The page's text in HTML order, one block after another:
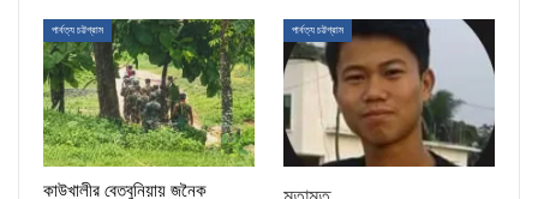
পার্বত্য চট্টগ্রাম
কাউখালীর বেতবুনিয়ায় জনৈক
পার্বত্য চট্টগ্রাম